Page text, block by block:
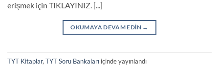
erişmek için TIKLAYINIZ. [...]
OKUMAYA DEVAM EDIN →
TYT Kitaplar, TYT Soru Bankaları içinde yayınlandı